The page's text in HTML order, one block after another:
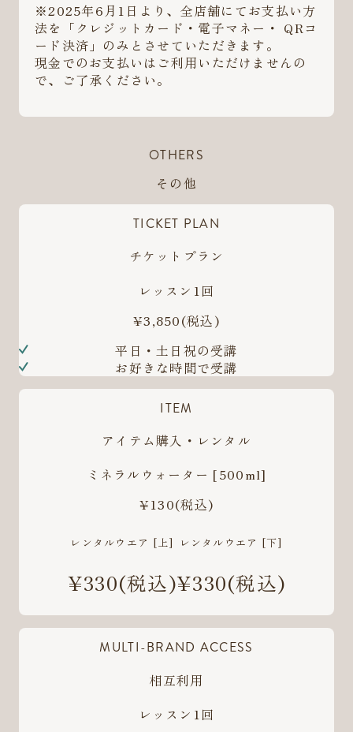
※2025年6月1日より、全店舗にてお支払い方
法を「クレジットカード・電子マネー・ QRコ
ード決済」のみとさせていただきます。
現金でのお支払いはご利用いただけませんの
で、ご了承ください。
OTHERS
その他
TICKET PLAN
チケットプラン
レッスン1回
¥3,850(税込)
平日・土日祝の受講
お好きな時間で受講
ITEM
アイテム購入・レンタル
ミネラルウォーター [500ml]
¥130(税込)
レンタルウエア [上]
¥330(税込)
レンタルウエア [下]
¥330(税込)
MULTI-BRAND ACCESS
相互利用
レッスン1回